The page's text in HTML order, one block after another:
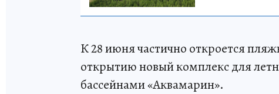
К 28 июня частично откроется
открытию новый комплекс для
бассейнами «Аквамарин».